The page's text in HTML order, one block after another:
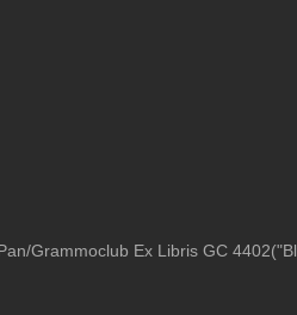
Grammoclub Ex Libris GC